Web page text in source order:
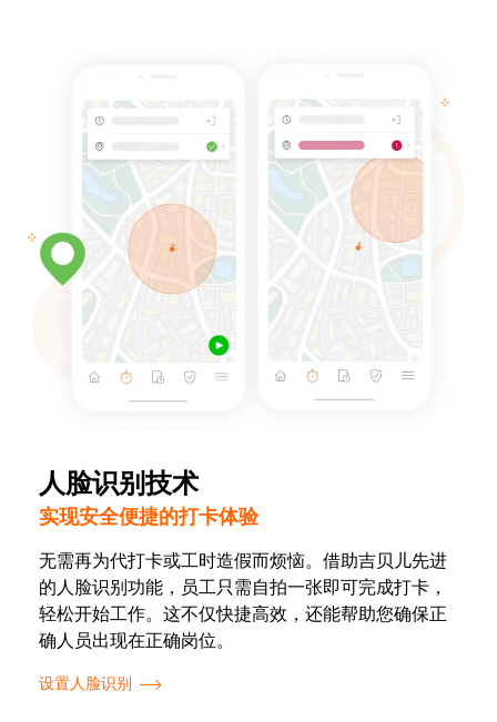
人脸识别技术
实现安全便捷的打卡体验
无需再为代打卡或工时造假而烦恼。借助吉贝儿先进
的人脸识别功能，员工只需自拍一张即可完成打卡，
轻松开始工作。这不仅快捷高效，还能帮助您确保正
确人员出现在正确岗位。
设置人脸识别